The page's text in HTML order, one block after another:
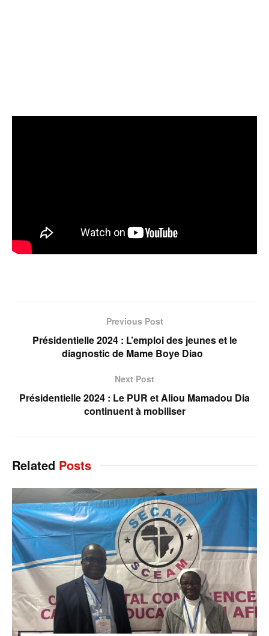
Previous Post
Présidentielle 2024 : L’emploi des jeunes et le
diagnostic de Mame Boye Diao
Next Post
Présidentielle 2024 : Le PUR et Aliou Mamadou Dia
continuent à mobiliser
Related Posts